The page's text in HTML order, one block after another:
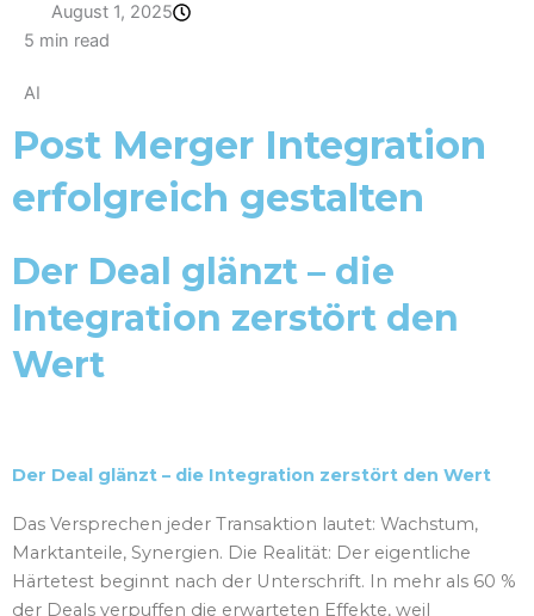
AI
August 1, 2025
5 min read
Post Merger Integration
erfolgreich gestalten
Der Deal glänzt – die
Integration zerstört den
Wert
Der Deal glänzt – die Integration zerstört den Wert
Das Versprechen jeder Transaktion lautet: Wachstum,
Marktanteile, Synergien. Die Realität: Der eigentliche
Härtetest beginnt nach der Unterschrift. In mehr als 60 %
der Deals verpuffen die erwarteten Effekte, weil